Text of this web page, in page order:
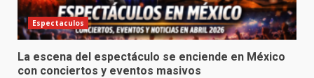
Espectaculos
La escena del espectáculo se enciende en México
con conciertos y eventos masivos